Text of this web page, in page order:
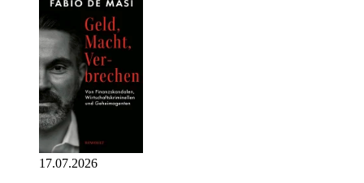
17.07.2026